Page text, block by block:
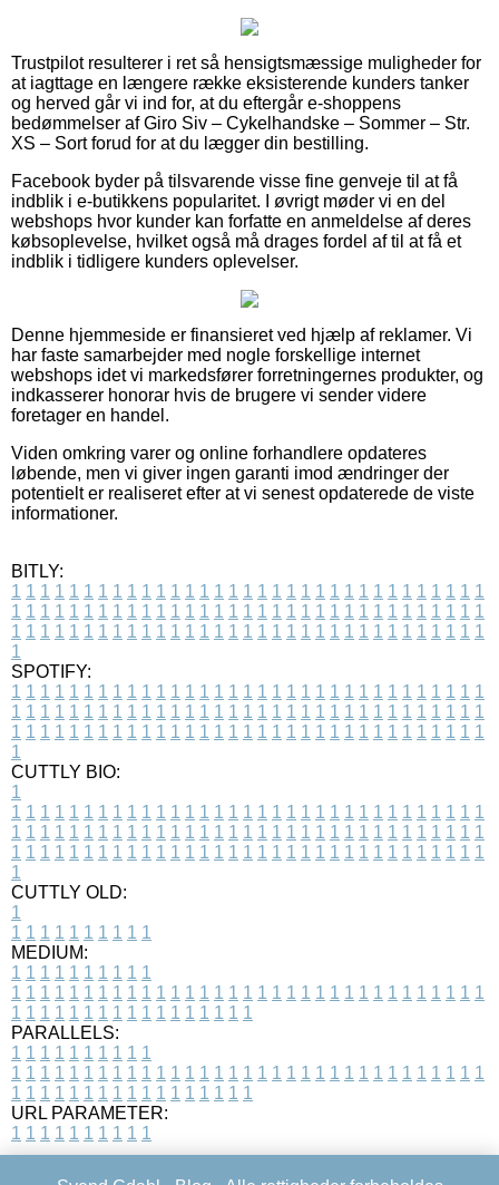
Trustpilot resulterer i ret så hensigtsmæssige muligheder for
at iagttage en længere række eksisterende kunders tanker
og herved går vi ind for, at du eftergår e-shoppens
bedømmelser af Giro Siv – Cykelhandske – Sommer – Str.
XS – Sort forud for at du lægger din bestilling.
Facebook byder på tilsvarende visse fine genveje til at få
indblik i e-butikkens popularitet. I øvrigt møder vi en del
webshops hvor kunder kan forfatte en anmeldelse af deres
købsoplevelse, hvilket også må drages fordel af til at få et
indblik i tidligere kunders oplevelser.
Denne hjemmeside er finansieret ved hjælp af reklamer. Vi
har faste samarbejder med nogle forskellige internet
webshops idet vi markedsfører forretningernes produkter, og
indkasserer honorar hvis de brugere vi sender videre
foretager en handel.
Viden omkring varer og online forhandlere opdateres
løbende, men vi giver ingen garanti imod ændringer der
potentielt er realiseret efter at vi senest opdaterede de viste
informationer.
BITLY:
1 1 1 1 1 1 1 1 1 1 1 1 1 1 1 1 1 1 1 1 1 1 1 1 1 1 1 1 1 1 1 1 1
1 1 1 1 1 1 1 1 1 1 1 1 1 1 1 1 1 1 1 1 1 1 1 1 1 1 1 1 1 1 1 1 1
1 1 1 1 1 1 1 1 1 1 1 1 1 1 1 1 1 1 1 1 1 1 1 1 1 1 1 1 1 1 1 1 1
1
SPOTIFY:
1 1 1 1 1 1 1 1 1 1 1 1 1 1 1 1 1 1 1 1 1 1 1 1 1 1 1 1 1 1 1 1 1
1 1 1 1 1 1 1 1 1 1 1 1 1 1 1 1 1 1 1 1 1 1 1 1 1 1 1 1 1 1 1 1 1
1 1 1 1 1 1 1 1 1 1 1 1 1 1 1 1 1 1 1 1 1 1 1 1 1 1 1 1 1 1 1 1 1
1
CUTTLY BIO:
1
1 1 1 1 1 1 1 1 1 1 1 1 1 1 1 1 1 1 1 1 1 1 1 1 1 1 1 1 1 1 1 1 1
1 1 1 1 1 1 1 1 1 1 1 1 1 1 1 1 1 1 1 1 1 1 1 1 1 1 1 1 1 1 1 1 1
1 1 1 1 1 1 1 1 1 1 1 1 1 1 1 1 1 1 1 1 1 1 1 1 1 1 1 1 1 1 1 1 1
1
CUTTLY OLD:
1
1 1 1 1 1 1 1 1 1 1
MEDIUM:
1 1 1 1 1 1 1 1 1 1
1 1 1 1 1 1 1 1 1 1 1 1 1 1 1 1 1 1 1 1 1 1 1 1 1 1 1 1 1 1 1 1 1
1 1 1 1 1 1 1 1 1 1 1 1 1 1 1 1 1
PARALLELS:
1 1 1 1 1 1 1 1 1 1
1 1 1 1 1 1 1 1 1 1 1 1 1 1 1 1 1 1 1 1 1 1 1 1 1 1 1 1 1 1 1 1 1
1 1 1 1 1 1 1 1 1 1 1 1 1 1 1 1 1
URL PARAMETER:
1 1 1 1 1 1 1 1 1 1